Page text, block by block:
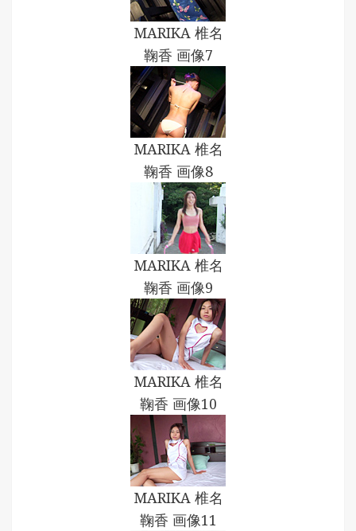
MARIKA 椎名
鞠香 画像7
MARIKA 椎名
鞠香 画像8
MARIKA 椎名
鞠香 画像9
MARIKA 椎名
鞠香 画像10
MARIKA 椎名
鞠香 画像11